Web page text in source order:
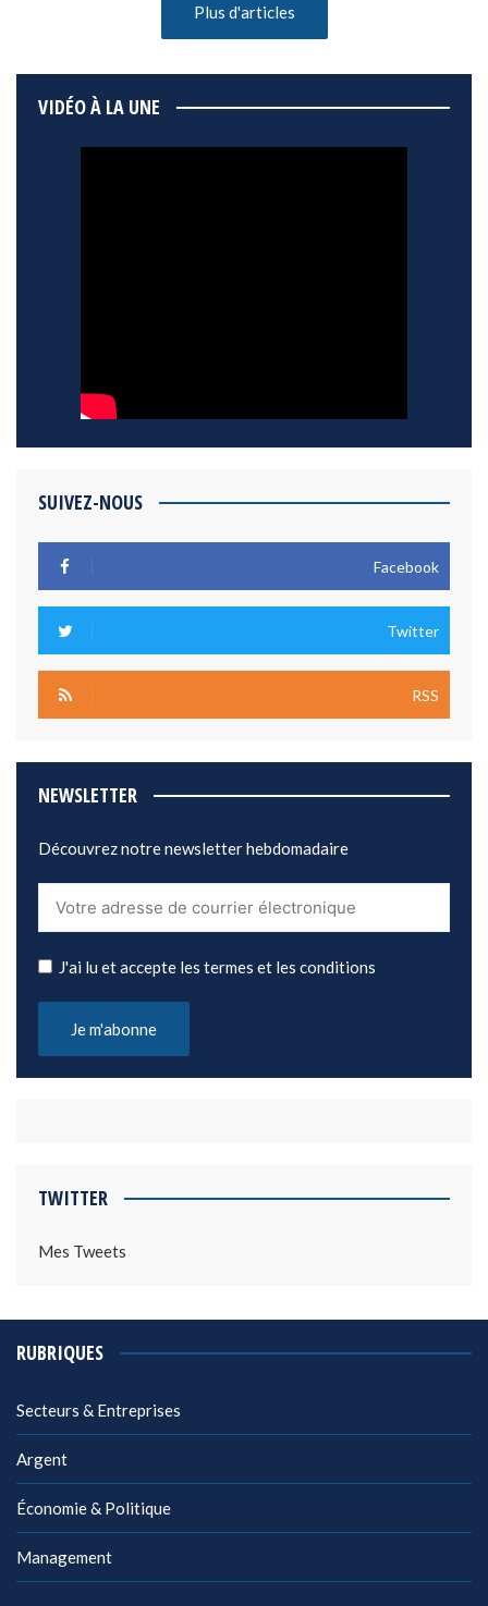
Plus d'articles
VIDÉO À LA UNE
SUIVEZ-NOUS
Facebook
Twitter
RSS
NEWSLETTER
Découvrez notre newsletter hebdomadaire
J'ai lu et accepte les termes et les conditions
TWITTER
Mes Tweets
RUBRIQUES
Secteurs & Entreprises
Argent
Économie & Politique
Management